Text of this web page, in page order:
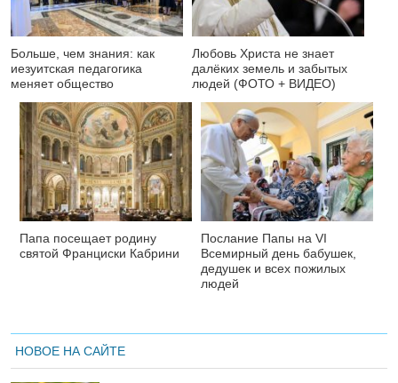
Больше, чем знания: как
иезуитская педагогика
меняет общество
Любовь Христа не знает
далёких земель и забытых
людей (ФОТО + ВИДЕО)
Папа посещает родину
святой Франциски Кабрини
Послание Папы на VI
Всемирный день бабушек,
дедушек и всех пожилых
людей
НОВОЕ НА САЙТЕ